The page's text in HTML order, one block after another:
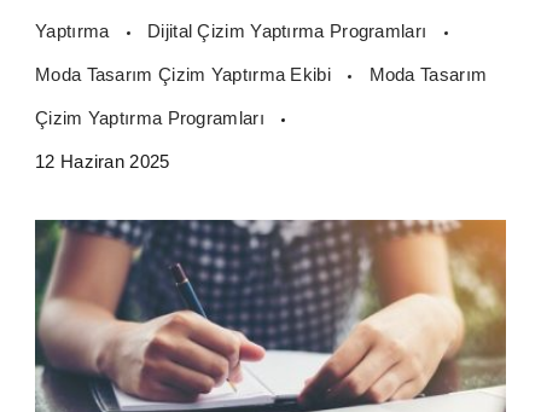
Yaptırma Dijital Çizim Yaptırma Programları
Moda Tasarım Çizim Yaptırma Ekibi Moda Tasarım
Çizim Yaptırma Programları
12 Haziran 2025